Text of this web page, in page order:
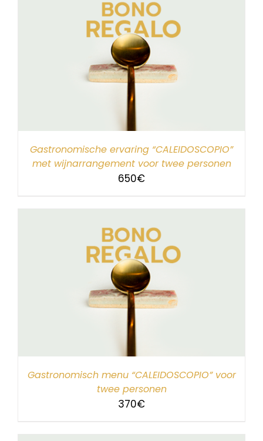
Gastronomische ervaring “CALEIDOSCOPIO”
met wijnarrangement voor twee personen
650€
Gastronomisch menu “CALEIDOSCOPIO” voor
twee personen
370€